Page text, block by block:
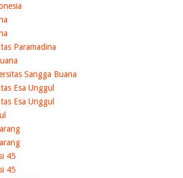
Paramadina
Sangga Buana
Esa Unggul
Esa Unggul
45
45